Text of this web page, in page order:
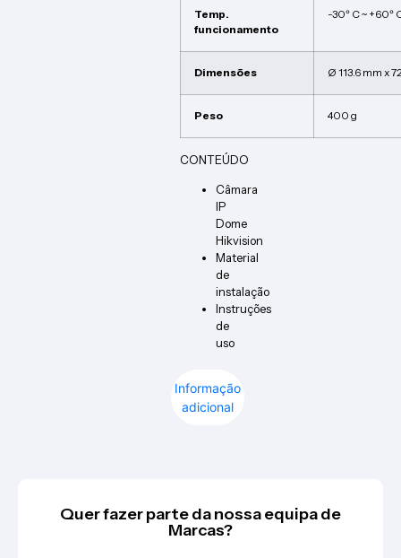
Informação
adicional
Temp.
funcionamento
-30º C ~ +60º
Dimensões Ø 113.6 mm x
Peso 400 g
CONTEÚDO
Câmara
IP
Dome
Hikvision
Material
de
instalação
Instruções
de
uso
Quer fazer parte da nossa equipa de
Marcas?